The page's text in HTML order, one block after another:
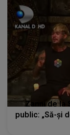
Zanni de la
public: „Să-și